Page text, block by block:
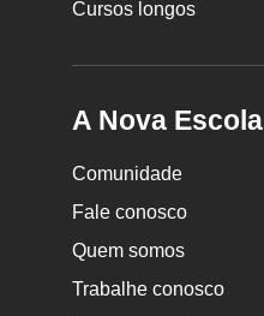
Cursos longos
A Nova Escola
Comunidade
Fale conosco
Quem somos
Trabalhe conosco